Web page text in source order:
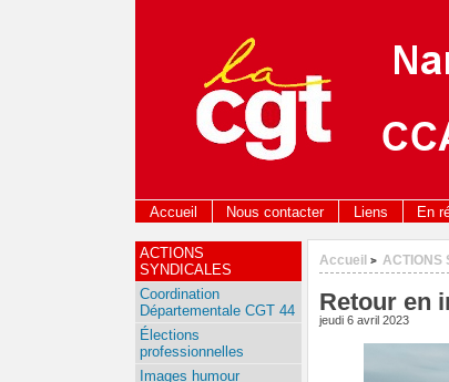
Accueil Nous contacter Liens En
Accueil > ACTIONS
Retour en
jeudi 6 avril 2023
ACTIONS
SYNDICALES
Coordination
Départementale CGT 44
Élections
professionnelles
Images humour